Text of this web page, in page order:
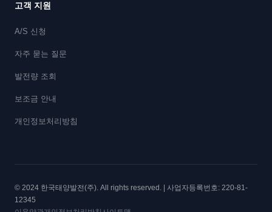
고객 지원
A/S 신청
자주 묻는 질문
발전량 조회
보조금 안내
개인정보처리방침
© 2024 한국태양발전(주). All rights reserved. | 사업자등록번호: 220-81-
12345